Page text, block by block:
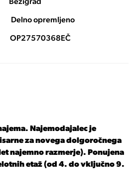
Bežigrad
Delno opremljeno
OP27570368EČ
Najemodajalec je
za novega dolgoročnega
najemno razmerje). Ponujena
etaž (od 4. do vključno 9.